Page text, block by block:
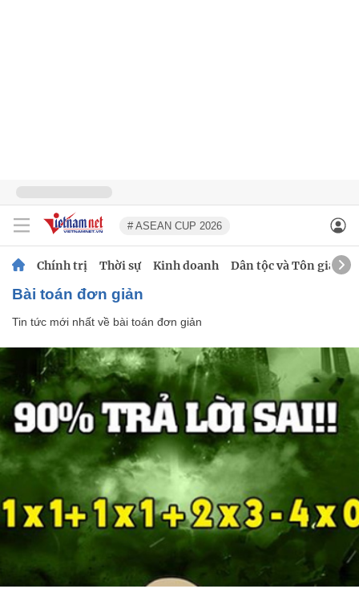
# ASEAN CUP 2026
Chính trị Thời sự Kinh doanh Dân tộc và Tôn giáo
bài toán đơn giản
Tin tức mới nhất về bài toán đơn giản